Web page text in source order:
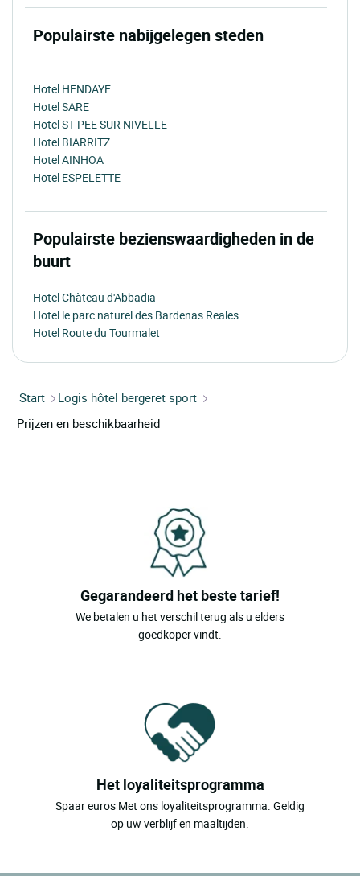
Populairste nabijgelegen steden
Hotel HENDAYE
Hotel SARE
Hotel ST PEE SUR NIVELLE
Hotel BIARRITZ
Hotel AINHOA
Hotel ESPELETTE
Populairste bezienswaardigheden in de
buurt
Hotel Chàteau d'Abbadia
Hotel le parc naturel des Bardenas Reales
Hotel Route du Tourmalet
Start
Logis hôtel bergeret sport
Prijzen en beschikbaarheid
Gegarandeerd het beste tarief!
We betalen u het verschil terug als u elders
goedkoper vindt.
Het loyaliteitsprogramma
Spaar euros Met ons loyaliteitsprogramma. Geldig
op uw verblijf en maaltijden.